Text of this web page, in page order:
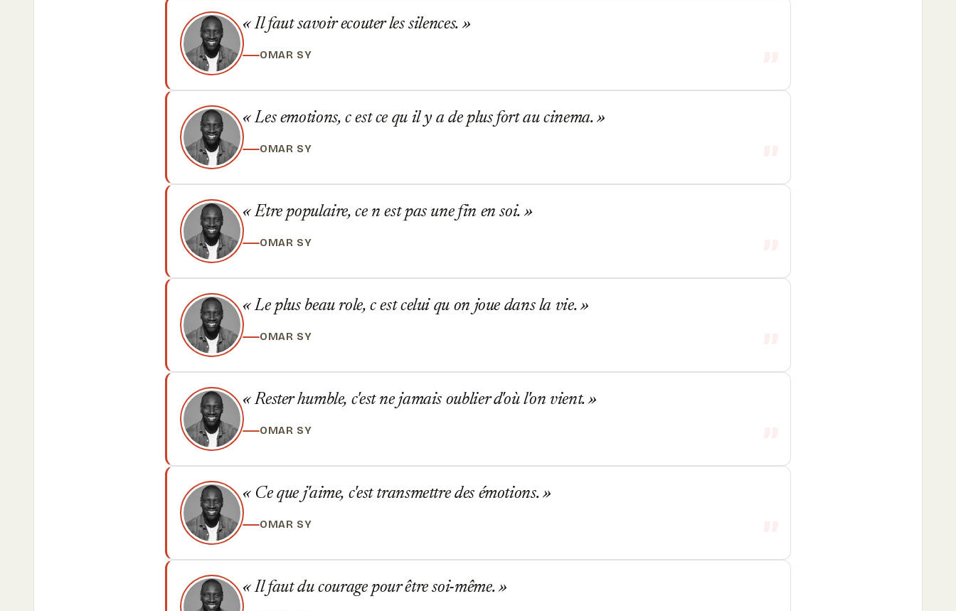
Il faut savoir ecouter les silences.
OMAR SY
Les emotions, c est ce qu il y a de plus fort au cinema.
OMAR SY
Etre populaire, ce n est pas une fin en soi.
OMAR SY
Le plus beau role, c est celui qu on joue dans la vie.
OMAR SY
Rester humble, c'est ne jamais oublier d'où l'on vient.
OMAR SY
Ce que j'aime, c'est transmettre des émotions.
OMAR SY
Il faut du courage pour être soi-même.